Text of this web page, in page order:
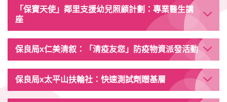
「保寶天使」鄰里支援幼兒照顧計劃：專業醫生講
座
保良局x仁美清叙：「清疫友您」防疫物資派發活動
保良局x太平山扶輪社：快速測試劑贈基層